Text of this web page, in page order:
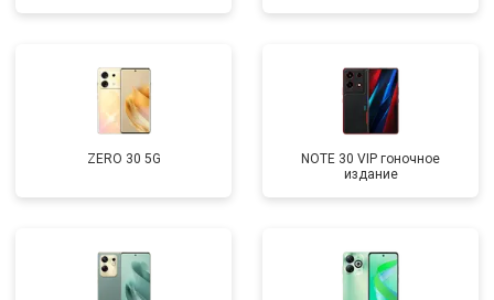
ZERO 30 5G
NOTE 30 VIP гоночное
издание